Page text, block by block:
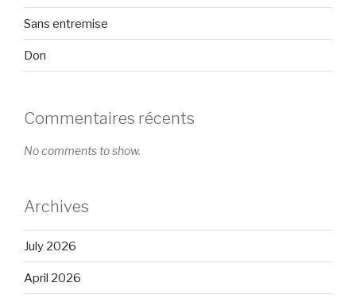
Sans entremise
Don
Commentaires récents
No comments to show.
Archives
July 2026
April 2026